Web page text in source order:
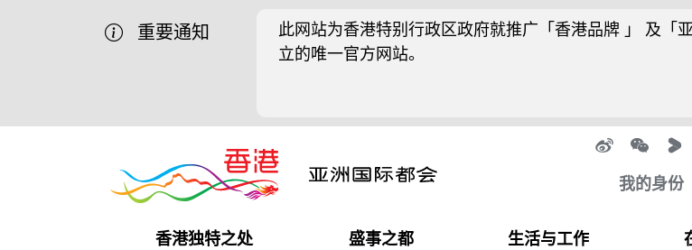
重要通知
此网站为香港特别行政区政府就推广「香港品牌 」 及「
立的唯一官方网站。
我的身份
香港独特之处 盛事之都 生活与工作